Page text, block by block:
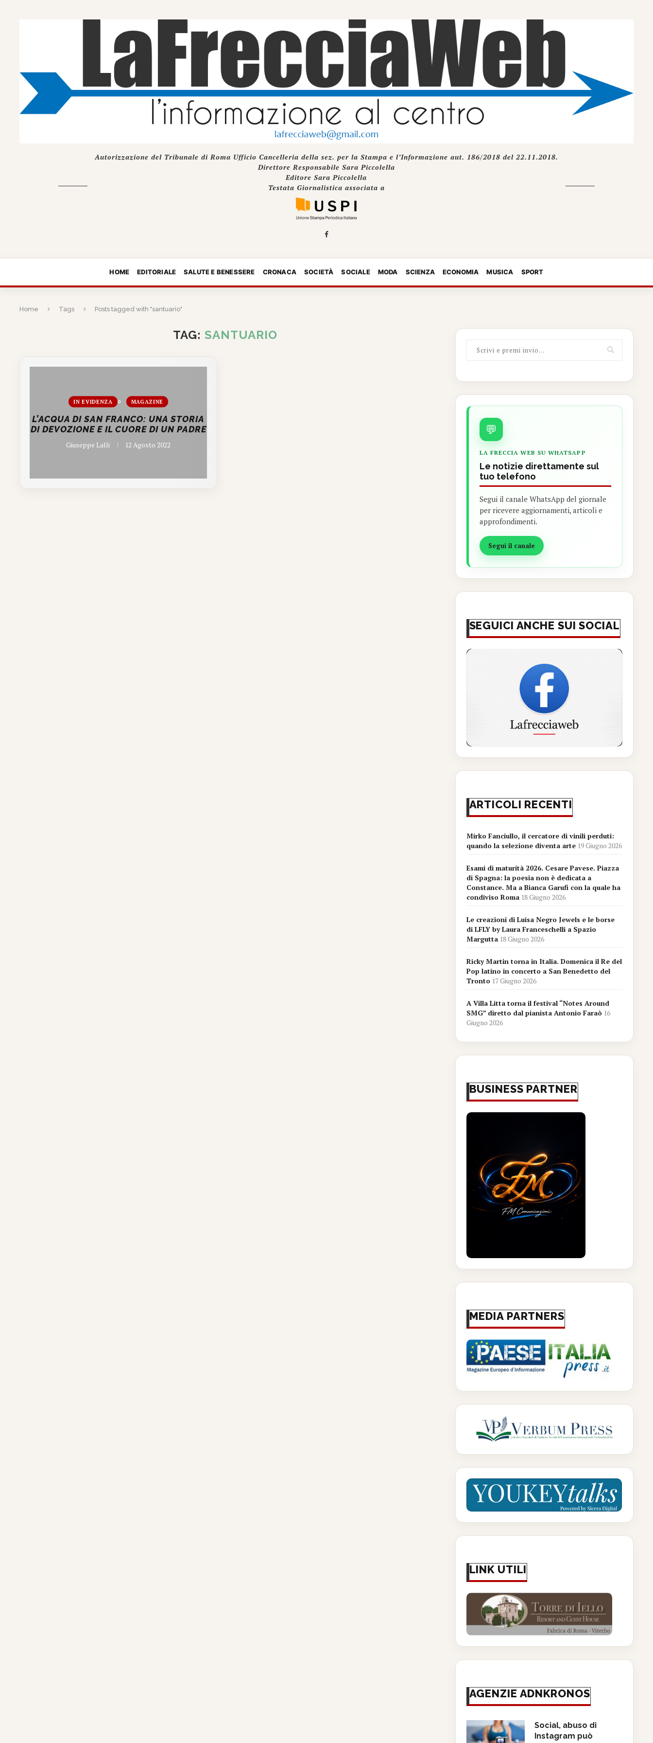
Autorizzazione del Tribunale di Roma Ufficio Cancelleria della sez. per la Stampa e l’Informazione aut. 186/2018 del 22.11.2018.
Direttore Responsabile Sara Piccolella
Editore Sara Piccolella
Testata Giornalistica associata a
HOME EDITORIALE SALUTE E BENESSERE CRONACA SOCIETÀ SOCIALE MODA SCIENZA ECONOMIA MUSICA SPORT
Home Tags Posts tagged with "santuario"
TAG: SANTUARIO
IN EVIDENZA MAGAZINE
L’ACQUA DI SAN FRANCO: UNA STORIA
DI DEVOZIONE E IL CUORE DI UN PADRE
Giuseppe Lalli 12 Agosto 2022
💬
LA FRECCIA WEB SU WHATSAPP
Le notizie direttamente sul
tuo telefono
Segui il canale WhatsApp del giornale
per ricevere aggiornamenti, articoli e
approfondimenti.
Segui il canale
SEGUICI ANCHE SUI SOCIAL
ARTICOLI RECENTI
Mirko Fanciullo, il cercatore di vinili perduti:
quando la selezione diventa arte 19 Giugno 2026
Esami di maturità 2026. Cesare Pavese. Piazza
di Spagna: la poesia non è dedicata a
Constance. Ma a Bianca Garufi con la quale ha
condiviso Roma 18 Giugno 2026
Le creazioni di Luisa Negro Jewels e le borse
di LFLY by Laura Franceschelli a Spazio
Margutta 18 Giugno 2026
Ricky Martin torna in Italia. Domenica il Re del
Pop latino in concerto a San Benedetto del
Tronto 17 Giugno 2026
A Villa Litta torna il festival “Notes Around
SMG” diretto dal pianista Antonio Faraò 16
Giugno 2026
BUSINESS PARTNER
MEDIA PARTNERS
LINK UTILI
AGENZIE ADNKRONOS
Social, abuso di
Instagram può